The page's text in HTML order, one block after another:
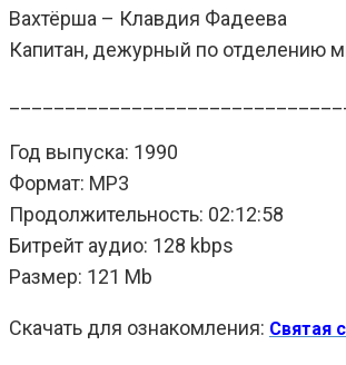
Вахтёрша – Клавдия Фадеева
Капитан, дежурный по отделению
Год выпуска: 1990
Формат: MP3
Продолжительность: 02:12:58
Битрейт аудио: 128 kbps
Размер: 121 Mb
Скачать для ознакомления: Святая